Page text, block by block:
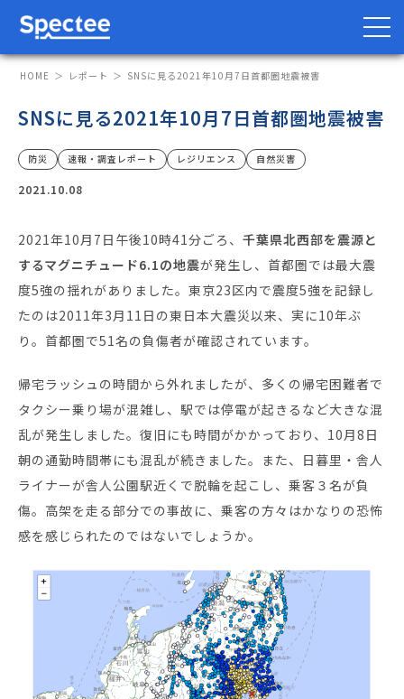
防災・BCP向け サプライチェーン向け
Spectee Pro
Spectee SCR
スマートリスク管理
レポート
セミナー・イベント
企業情報
ニュース
ミッション
経営チーム
会社概要
パートナー
HOME レポート SNSに見る2021年10月7日首都圏地震被害
SNSに見る2021年10月7日首都圏地震被害
防災 速報・調査レポート レジリエンス 自然災害
2021.10.08
2021年10月7日午後10時41分ごろ、 千葉県北西部を震源と
するマグニチュード6.1の地震が発生し、首都圏では最大震
度5強の揺れがありました。東京23区内で震度5強を記録し
たのは2011年3月11日の東日本大震災以来、実に10年ぶ
り。首都圏で51名の負傷者が確認されています。
帰宅ラッシュの時間から外れましたが、多くの帰宅困難者で
タクシー乗り場が混雑し、駅では停電が起きるなど大きな混
乱が発生しました。復旧にも時間がかかっており、10月8日
朝の通勤時間帯にも混乱が続きました。また、日暮里・舎人
ライナーが舎人公園駅近くで脱輪を起こし、乗客３名が負
傷。高架を走る部分での事故に、乗客の方々はかなりの恐怖
感を感じられたのではないでしょうか。